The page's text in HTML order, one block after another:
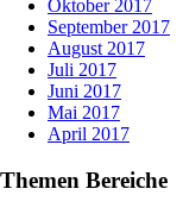
Oktober 2017
September 2017
August 2017
Juli 2017
Juni 2017
Mai 2017
April 2017
Themen Bereiche